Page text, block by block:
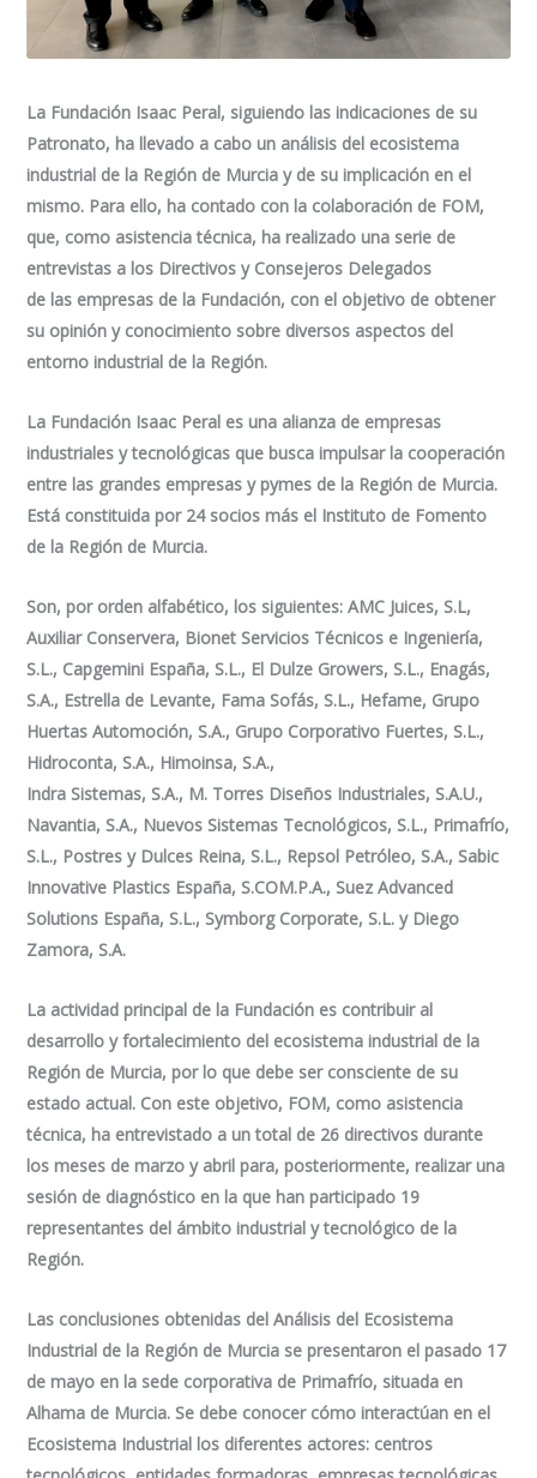
La Fundación Isaac Peral, siguiendo las indicaciones de su
Patronato, ha llevado a cabo un análisis del ecosistema
industrial de la Región de Murcia y de su implicación en el
mismo. Para ello, ha contado con la colaboración de FOM,
que, como asistencia técnica, ha realizado una serie de
entrevistas a los Directivos y Consejeros Delegados
de las empresas de la Fundación, con el objetivo de obtener
su opinión y conocimiento sobre diversos aspectos del
entorno industrial de la Región.
La Fundación Isaac Peral es una alianza de empresas
industriales y tecnológicas que busca impulsar la cooperación
entre las grandes empresas y pymes de la Región de Murcia.
Está constituida por 24 socios más el Instituto de Fomento
de la Región de Murcia.
Son, por orden alfabético, los siguientes: AMC Juices, S.L,
Auxiliar Conservera, Bionet Servicios Técnicos e Ingeniería,
S.L., Capgemini España, S.L., El Dulze Growers, S.L., Enagás,
S.A., Estrella de Levante, Fama Sofás, S.L., Hefame, Grupo
Huertas Automoción, S.A., Grupo Corporativo Fuertes, S.L.,
Hidroconta, S.A., Himoinsa, S.A.,
Indra Sistemas, S.A., M. Torres Diseños Industriales, S.A.U.,
Navantia, S.A., Nuevos Sistemas Tecnológicos, S.L., Primafrío,
S.L., Postres y Dulces Reina, S.L., Repsol Petróleo, S.A., Sabic
Innovative Plastics España, S.COM.P.A., Suez Advanced
Solutions España, S.L., Symborg Corporate, S.L. y Diego
Zamora, S.A.
La actividad principal de la Fundación es contribuir al
desarrollo y fortalecimiento del ecosistema industrial de la
Región de Murcia, por lo que debe ser consciente de su
estado actual. Con este objetivo, FOM, como asistencia
técnica, ha entrevistado a un total de 26 directivos durante
los meses de marzo y abril para, posteriormente, realizar una
sesión de diagnóstico en la que han participado 19
representantes del ámbito industrial y tecnológico de la
Región.
Las conclusiones obtenidas del Análisis del Ecosistema
Industrial de la Región de Murcia se presentaron el pasado 17
de mayo en la sede corporativa de Primafrío, situada en
Alhama de Murcia. Se debe conocer cómo interactúan en el
Ecosistema Industrial los diferentes actores: centros